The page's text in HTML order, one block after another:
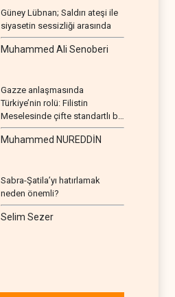
Güney Lübnan; Saldırı ateşi ile
siyasetin sessizliği arasında
Muhammed Ali Senoberi
Gazze anlaşmasında
Türkiye’nin rolü: Filistin
Meselesinde çifte standartlı bir
seyir
Muhammed NUREDDİN
Sabra-Şatila’yı hatırlamak
neden önemli?
Selim Sezer